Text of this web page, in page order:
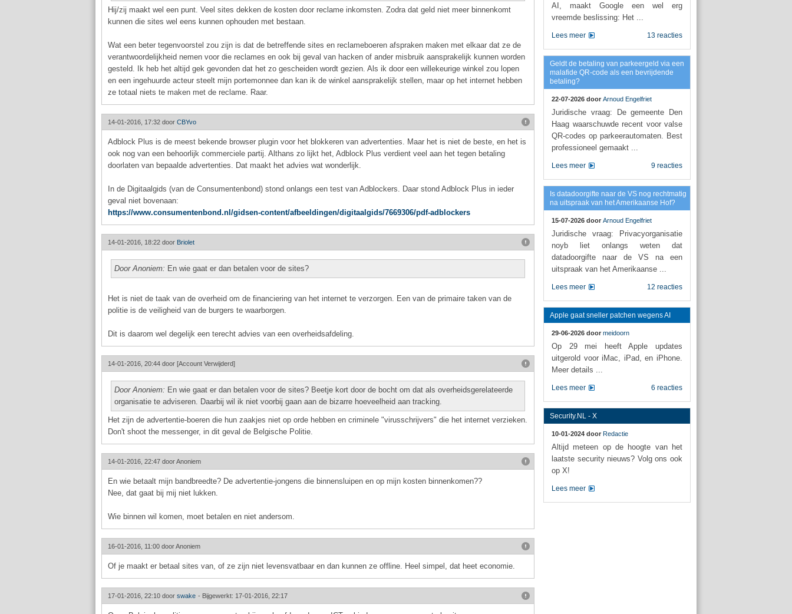
Hij/zij maakt wel een punt. Veel sites dekken de kosten door reclame inkomsten. Zodra dat geld niet meer binnenkomt
kunnen die sites wel eens kunnen ophouden met bestaan.
Wat een beter tegenvoorstel zou zijn is dat de betreffende sites en reclameboeren afspraken maken met elkaar dat ze de
verantwoordelijkheid nemen voor die reclames en ook bij geval van hacken of ander misbruik aansprakelijk kunnen worden
gesteld. Ik heb het altijd gek gevonden dat het zo gescheiden wordt gezien. Als ik door een willekeurige winkel zou lopen
en een ingehuurde acteur steelt mijn portemonnee dan kan ik de winkel aansprakelijk stellen, maar op het internet hebben
ze totaal niets te maken met de reclame. Raar.
14-01-2016, 17:32 door CBYvo
Adblock Plus is de meest bekende browser plugin voor het blokkeren van advertenties. Maar het is niet de beste, en het is
ook nog van een behoorlijk commerciele partij. Althans zo lijkt het, Adblock Plus verdient veel aan het tegen betaling
doorlaten van bepaalde advertenties. Dat maakt het advies wat wonderlijk.
In de Digitaalgids (van de Consumentenbond) stond onlangs een test van Adblockers. Daar stond Adblock Plus in ieder
geval niet bovenaan:
https://www.consumentenbond.nl/gidsen-content/afbeeldingen/digitaalgids/7669306/pdf-adblockers
14-01-2016, 18:22 door Briolet
Door Anoniem: En wie gaat er dan betalen voor de sites?
Het is niet de taak van de overheid om de financiering van het internet te verzorgen. Een van de primaire taken van de
politie is de veiligheid van de burgers te waarborgen.
Dit is daarom wel degelijk een terecht advies van een overheidsafdeling.
14-01-2016, 20:44 door [Account Verwijderd]
Door Anoniem: En wie gaat er dan betalen voor de sites? Beetje kort door de bocht om dat als overheidsgerelateerde
organisatie te adviseren. Daarbij wil ik niet voorbij gaan aan de bizarre hoeveelheid aan tracking.
Het zijn de advertentie-boeren die hun zaakjes niet op orde hebben en criminele "virusschrijvers" die het internet verzieken.
Don't shoot the messenger, in dit geval de Belgische Politie.
14-01-2016, 22:47 doorAnoniem
En wie betaalt mijn bandbreedte? De advertentie-jongens die binnensluipen en op mijn kosten binnenkomen??
Nee, dat gaat bij mij niet lukken.
Wie binnen wil komen, moet betalen en niet andersom.
16-01-2016, 11:00 doorAnoniem
Of je maakt er betaal sites van, of ze zijn niet levensvatbaar en dan kunnen ze offline. Heel simpel, dat heet economie.
17-01-2016, 22:10 door swake - Bijgewerkt: 17-01-2016, 22:17
AI, maakt Google een wel erg
vreemde beslissing: Het ...
13 reacties
Lees meer
Geldt de betaling van parkeergeld via een
malafide QR-code als een bevrijdende
betaling?
22-07-2026 door Arnoud Engelfriet
Juridische vraag: De gemeente Den
Haag waarschuwde recent voor valse
QR-codes op parkeerautomaten. Best
professioneel gemaakt ...
9 reacties
Lees meer
Is datadoorgifte naar de VS nog rechtmatig
na uitspraak van het Amerikaanse Hof?
15-07-2026 door Arnoud Engelfriet
Juridische vraag: Privacyorganisatie
noyb liet onlangs weten dat
datadoorgifte naar de VS na een
uitspraak van het Amerikaanse ...
12 reacties
Lees meer
Apple gaat sneller patchen wegens AI
29-06-2026 door meidoorn
Op 29 mei heeft Apple updates
uitgerold voor iMac, iPad, en iPhone.
Meer details ...
6 reacties
Lees meer
Security.NL - X
10-01-2024 door Redactie
Altijd meteen op de hoogte van het
laatste security nieuws? Volg ons ook
op X!
Lees meer